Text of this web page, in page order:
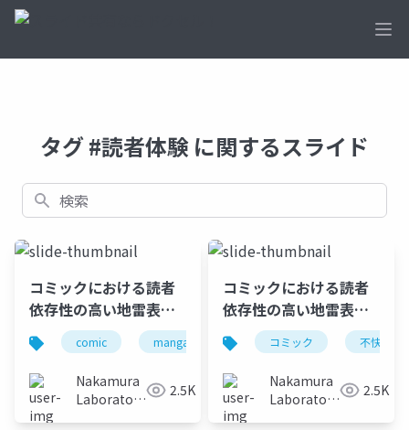
タグ #読者体験 に関するスライド
検索
コミックにおける読者
依存性の高い地雷表現
共有システムの長期利
用による実用性の検証
comic manga
Nakamura
Laboratory
2.5K
コミックにおける読者
依存性の高い地雷表現
回避手法の実現
コミック 不快感
Nakamura
Laboratory
2.5K